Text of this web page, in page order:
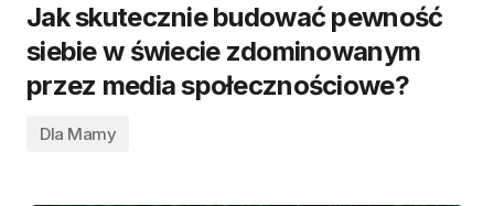
Jak skutecznie budować pewność
siebie w świecie zdominowanym
przez media społecznościowe?
Dla Mamy